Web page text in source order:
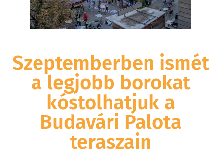
Szeptemberben ismét
a legjobb borokat
kóstolhatjuk a
Budavári Palota
teraszain